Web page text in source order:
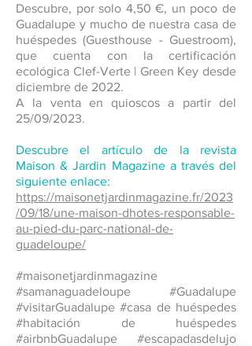
Descubre, por solo 4,50 €, un poco de
Guadalupe y mucho de nuestra casa de
huéspedes (Guesthouse - Guestroom),
que cuenta con la certificación
ecológica Clef-Verte | Green Key desde
diciembre de 2022.
A la venta en quioscos a partir del
25/09/2023.
Descubre el artículo de la revista
Maison & Jardin Magazine a través del
siguiente enlace:
https://maisonetjardinmagazine.fr/2023
/09/18/une-maison-dhotes-responsable-
au-pied-du-parc-national-de-
guadeloupe/
#maisonetjardinmagazine
#samanaguadeloupe #Guadalupe
#visitarGuadalupe #casa de huéspedes
#habitación de huéspedes
#airbnbGuadalupe #escapadasdelujo